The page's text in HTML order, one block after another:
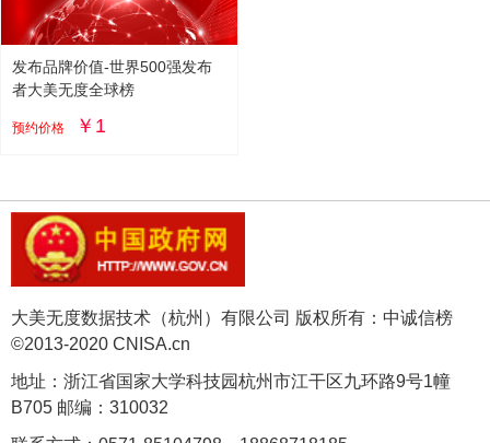
发布品牌价值-世界500强发布
者大美无度全球榜
预约价格 ￥1
大美无度数据技术（杭州）有限公司 版权所有：中诚信榜
©2013-2020 CNISA.cn
地址：浙江省国家大学科技园杭州市江干区九环路9号1幢
B705 邮编：310032